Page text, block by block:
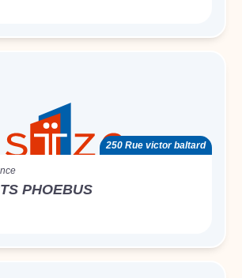
250 Rue victor baltard
PHOEBUS